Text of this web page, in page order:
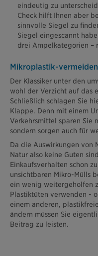
eindeutig zu
Check hilft Ihnen aber
sinnvolle Siegel zu
Siegel eingescannt
drei Ampelkategorien –
Mikroplastik-
Der Klassiker unter den
wohl der Verzicht auf das
Schließlich schlagen Sie
Klappe. Denn mit einem
Verkehrsmittel sparen Sie
sondern sorgen auch für
Da die Auswirkungen von
Natur also keine Guten
Einkaufsverhalten schon
unsichtbaren Mikro-Mülls
ein wenig weitergeholfen
Plastiktüten verwenden -
einem anderen,
ändern müssen Sie
Beitrag zu leisten.